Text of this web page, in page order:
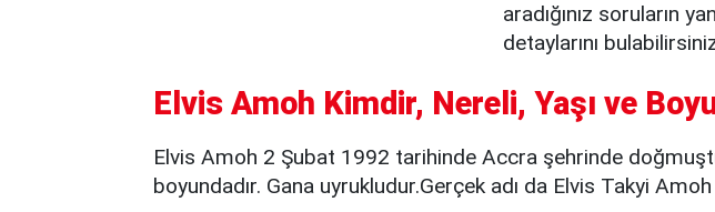
aradığınız soruların
detaylarını
Elvis Amoh Kimdir, Nereli, Yaşı ve
Elvis Amoh 2 Şubat 1992 tarihinde Accra şehrinde
boyundadır. Gana uyrukludur.Gerçek adı da Elvis Takyi